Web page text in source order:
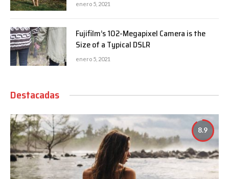
enero 5, 2021
Fujifilm’s 102-Megapixel Camera is the
Size of a Typical DSLR
enero 5, 2021
Destacadas
8.9